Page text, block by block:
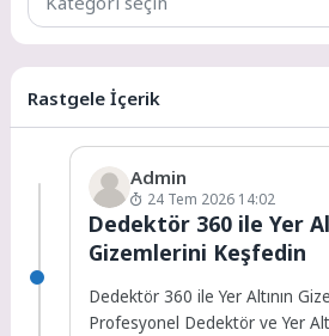
Rastgele İçerik
Admin
24 Tem 2026 14:02
Dedektör 360 ile Yer
Gizemlerini Keşfedin
Dedektör 360 ile Yer Altının
Profesyonel Dedektör ve Yer